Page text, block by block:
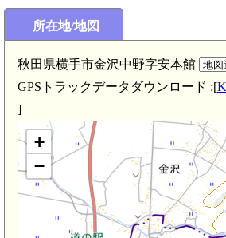
所在地/地図
秋田県横手市金沢中野字安本館
GPSトラックデータダウンロード :[
]
+
−